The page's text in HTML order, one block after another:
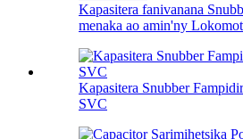
Kapasitera fanivanana
menaka ao amin'ny
Kapasitera Snubber
SVC